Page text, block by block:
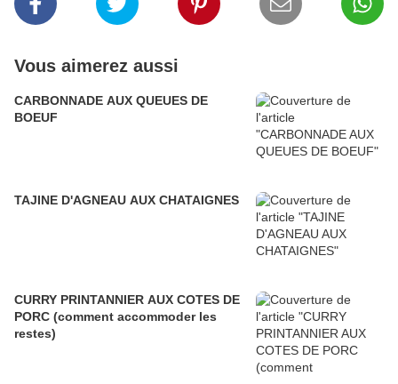
Vous aimerez aussi
CARBONNADE AUX QUEUES DE
BOEUF
TAJINE D'AGNEAU AUX CHATAIGNES
CURRY PRINTANNIER AUX COTES DE
PORC (comment accommoder les
restes)